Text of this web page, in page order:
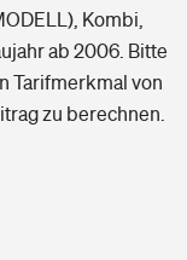
Kombi,
ab 2006. Bitte
Tarifmerkmal von
zu berechnen.